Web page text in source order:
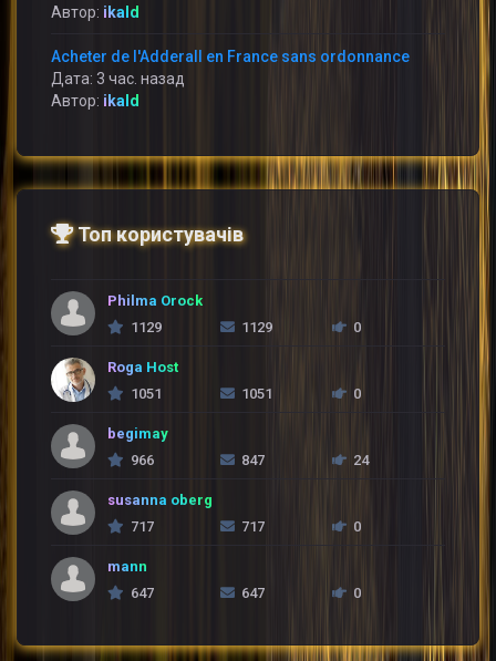
Автор: ikald
Acheter de l'Adderall en France sans ordonnance
Дата: 3 час. назад
Автор: ikald
Топ користувачів
Philma Orock
1129
1129 0
Roga Host
1051
1051 0
begimay
966
847 24
susanna oberg
717
717 0
mann
647
647 0